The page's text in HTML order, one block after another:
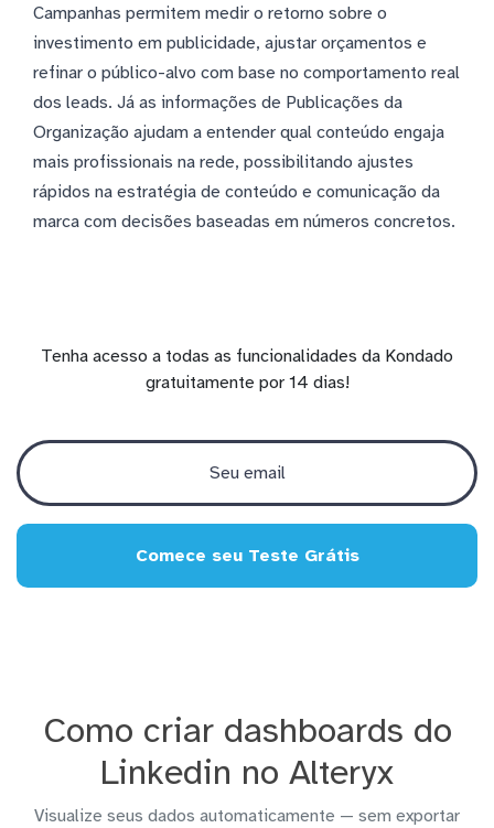
Campanhas permitem medir o retorno sobre o
investimento em publicidade, ajustar orçamentos e
refinar o público-alvo com base no comportamento real
dos leads. Já as informações de Publicações da
Organização ajudam a entender qual conteúdo engaja
mais profissionais na rede, possibilitando ajustes
rápidos na estratégia de conteúdo e comunicação da
marca com decisões baseadas em números concretos.
Tenha acesso a todas as funcionalidades da Kondado
gratuitamente por 14 dias!
Comece seu Teste Grátis
Como criar dashboards do
Linkedin no Alteryx
Visualize seus dados automaticamente — sem exportar